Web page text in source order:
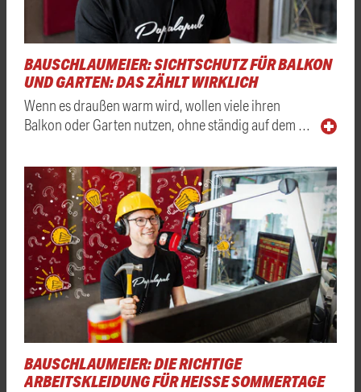
BAUSCHLAUMEIER: SICHTSCHUTZ FÜR BALKON
UND GARTEN: DAS ZÄHLT WIRKLICH
Wenn es draußen warm wird, wollen viele ihren
Balkon oder Garten nutzen, ohne ständig auf dem …
BAUSCHLAUMEIER: DIE RICHTIGE
ARBEITSKLEIDUNG FÜR HEISSE SOMMERTAGE